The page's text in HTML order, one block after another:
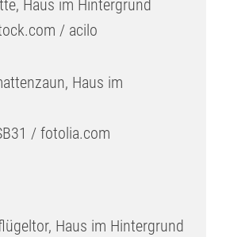
Haus im Hintergrund
/ acilo
Haus im
/ fotolia.com
Haus im Hintergrund